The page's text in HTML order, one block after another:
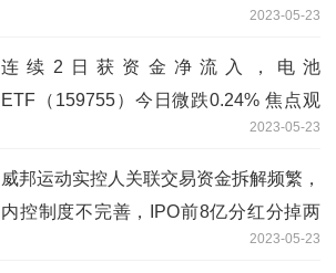
2023-05-23
连续2日获资金净流入，电池
ETF（159755）今日微跌0.24% 焦点观
2023-05-23
威邦运动实控人关联交易资金拆解频繁，
内控制度不完善，IPO前8亿分红分掉两
2023-05-23